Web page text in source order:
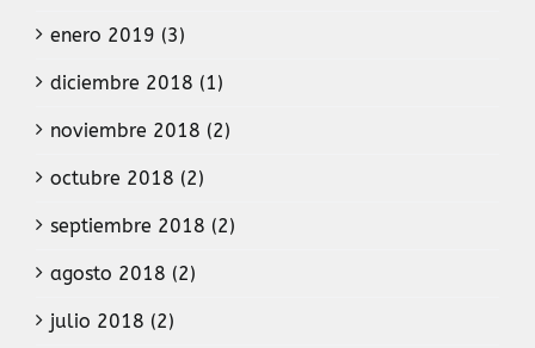
enero 2019 (3)
diciembre 2018 (1)
noviembre 2018 (2)
octubre 2018 (2)
septiembre 2018 (2)
agosto 2018 (2)
julio 2018 (2)